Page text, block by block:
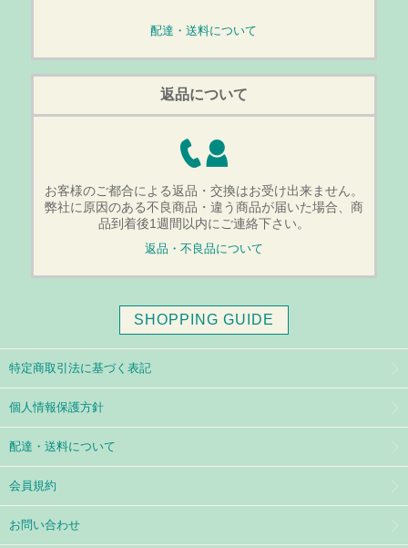
配達・送料について
返品について
お客様のご都合による返品・交換はお受け出来ません。
弊社に原因のある不良商品・違う商品が届いた場合、商
品到着後1週間以内にご連絡下さい。
返品・不良品について
SHOPPING GUIDE
特定商取引法に基づく表記
個人情報保護方針
配達・送料について
会員規約
お問い合わせ